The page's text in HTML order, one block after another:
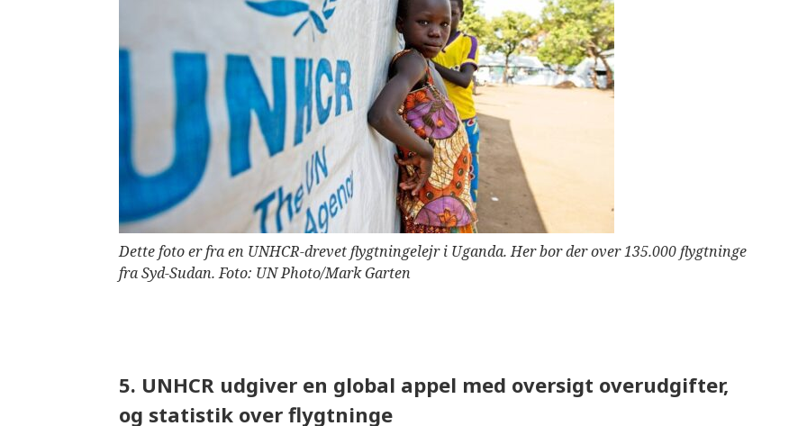
Dette foto er fra en UNHCR-drevet flygtningelejr i Uganda. Her bor der over 135.000 flygtninge
fra Syd-Sudan. Foto: UN Photo/Mark Garten
5. UNHCR udgiver en global appel med oversigt overudgifter,
og statistik over flygtninge